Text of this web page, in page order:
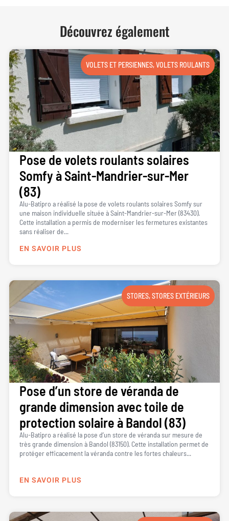
Découvrez également
VOLETS ET PERSIENNES,VOLETS ROULANTS
Pose de volets roulants solaires
Somfy à Saint-Mandrier-sur-Mer
(83)
Alu-Batipro a réalisé la pose de volets roulants solaires Somfy sur
une maison individuelle située à Saint-Mandrier-sur-Mer (83430).
Cette installation a permis de moderniser les fermetures existantes
sans réaliser de...
EN SAVOIR PLUS
STORES,STORES EXTÉRIEURS
Pose d’un store de véranda de
grande dimension avec toile de
protection solaire à Bandol (83)
Alu-Batipro a réalisé la pose d’un store de véranda sur mesure de
très grande dimension à Bandol (83150). Cette installation permet de
protéger efficacement la véranda contre les fortes chaleurs...
EN SAVOIR PLUS